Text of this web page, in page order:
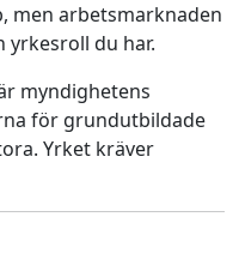
men arbetsmarknaden
yrkesroll du har.
myndighetens
för grundutbildade
Yrket kräver